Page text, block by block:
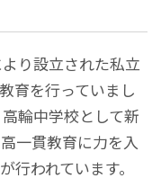
り設立された私立
育を行っていまし
輪中学校として新
一貫教育に力を入
行われています。